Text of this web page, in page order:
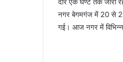
नगर बेगमगंज में 20 से 25
गई। आज नगर में